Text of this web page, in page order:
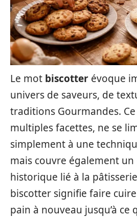
Le mot biscotter évoque
univers de saveurs, de
traditions Gourmandes.
multiples facettes, ne se
simplement à une
mais couvre également
historique lié à la
biscotter signifie faire
pain à nouveau jusqu’à ce